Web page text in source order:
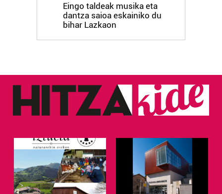
Eingo taldeak musika eta
dantza saioa eskainiko du
bihar Lazkaon